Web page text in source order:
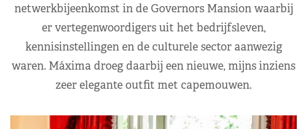
netwerkbijeenkomst in de Governors Mansion waarbij
er vertegenwoordigers uit het bedrijfsleven,
kennisinstellingen en de culturele sector aanwezig
waren. Máxima droeg daarbij een nieuwe, mijns inziens
zeer elegante outfit met capemouwen.